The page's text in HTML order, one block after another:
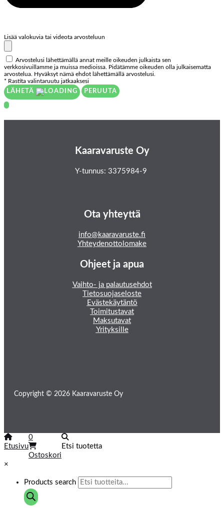
Lisää valokuvia tai videota arvosteluun
Arvostelusi lähettämällä annat meille oikeuden julkaista sen
verkkosivuillamme ja muissa medioissa. Pidätämme oikeuden olla julkaisematta
arvostelua. Hyväksyt nämä ehdot lähettämällä arvostelusi.
* Rastita valintaruutu jatkaaksesi
LÄHETÄ
PERUUTA
Kaaravaruste Oy
Y-tunnus: 3375984-9
Ota yhteyttä
info@kaaravaruste.fi
Yhteydenottolomake
Ohjeet ja apua
Vaihto- ja palautusehdot
Tietosuojaseloste
Evästekäytäntö
Toimitustavat
Maksutavat
Yrityksille
Copyright © 2026 Kaaravaruste Oy
Etusivu
0
Ostoskori
Etsi tuotetta
×
Products search